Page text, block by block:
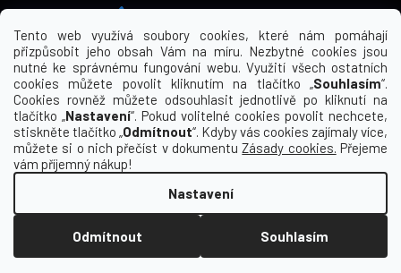
Tento web využívá soubory cookies, které nám pomáhají
přizpůsobit jeho obsah Vám na míru. Nezbytné cookies jsou
nutné ke správnému fungování webu. Využití všech ostatních
cookies můžete povolit kliknutím na tlačítko „Souhlasím“.
Cookies rovněž můžete odsouhlasit jednotlivě po kliknutí na
tlačítko „Nastavení“. Pokud volitelné cookies povolit nechcete,
stiskněte tlačítko „Odmítnout“. Kdyby vás cookies zajímaly více,
můžete si o nich přečíst v dokumentuZásady cookies. Přejeme
vám příjemný nákup!
Nastavení
Odmítnout Souhlasím
+420 224 250 000
MENU
INFORMACE PRO VÁS
KDE NÁS NAJDETE
Vytvořil Shoptet
Copyright 2026
. Všechna práva
vyhrazena.Upravit nastavení cookies